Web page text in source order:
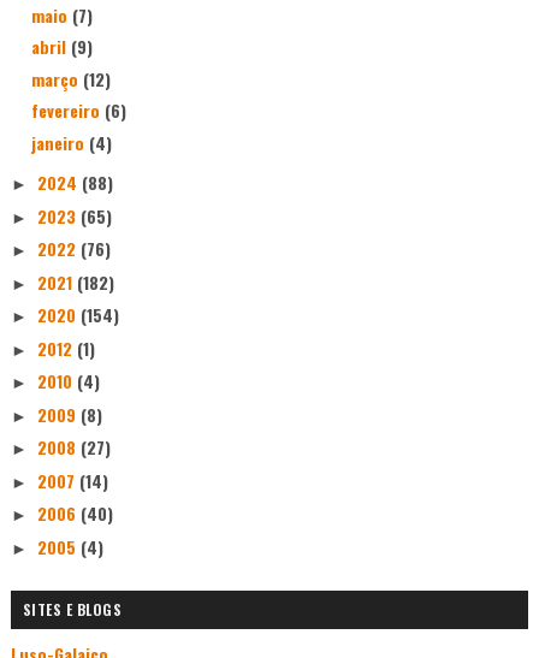
maio (7)
abril (9)
março (12)
fevereiro (6)
janeiro (4)
► 2024 (88)
► 2023 (65)
► 2022 (76)
► 2021 (182)
► 2020 (154)
► 2012 (1)
► 2010 (4)
► 2009 (8)
► 2008 (27)
► 2007 (14)
► 2006 (40)
► 2005 (4)
SITES E BLOGS